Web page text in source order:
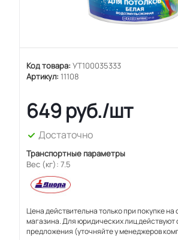
Код товара: УТ100035333
Артикул: 11108
649 руб./шт
Достаточно
Транспортные параметры
Вес (кг): 7.5
Цена действительна только при покупке на
магазина. Для юридических лиц действуют
предложения (уточняйте у менеджеров